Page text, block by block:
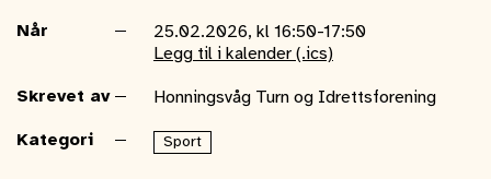
Når
25.02.2026, kl 16:50-17:50
Legg til i kalender (.ics)
Skrevet av Honningsvåg Turn og Idrettsforening
Kategori Sport